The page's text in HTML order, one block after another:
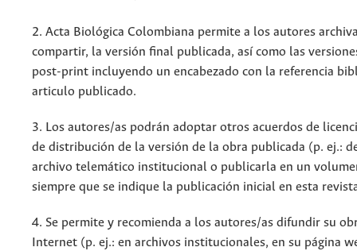
2. Acta Biológica Colombiana permite a los autores
compartir, la versión final publicada, así como las
post-print incluyendo un encabezado con la referencia
articulo publicado.
3. Los autores/as podrán adoptar otros acuerdos de
de distribución de la versión de la obra publicada (p. ej.:
archivo telemático institucional o publicarla en un
siempre que se indique la publicación inicial en esta
4. Se permite y recomienda a los autores/as difundir su
Internet (p. ej.: en archivos institucionales, en su página